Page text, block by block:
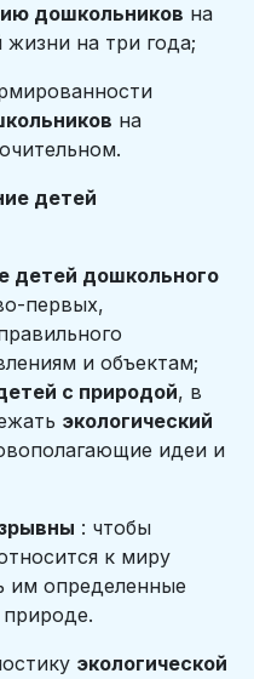
дошкольников на
жизни на три года;
на
детей
детей дошкольного
первых,
и объектам;
с природой, в
экологический
идеи и
: чтобы
к миру
им определенные
экологической